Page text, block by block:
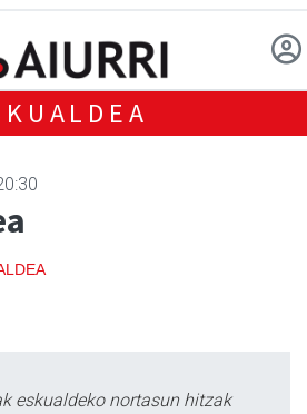
eskualdeko nortasun hitzak